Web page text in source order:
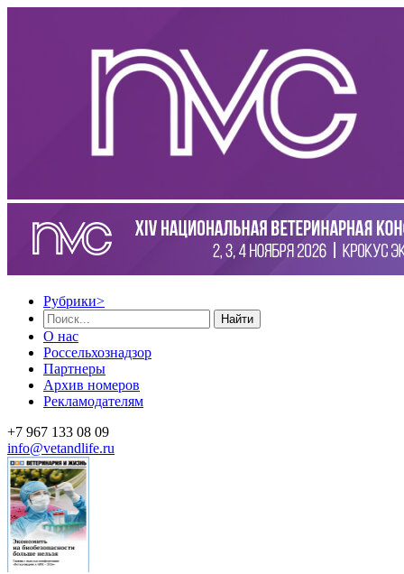
Рубрики>
Найти
О нас
Россельхознадзор
Партнеры
Архив номеров
Рекламодателям
+7 967 133 08 09
info@vetandlife.ru